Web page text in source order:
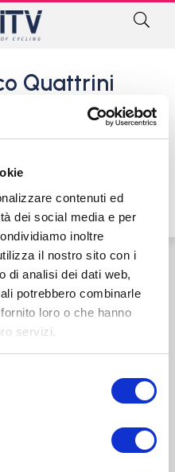
contenuti ed
dei social media e per
inoltre
il nostro sito con i
di analisi dei dati web,
potrebbero combinarle
loro o che hanno
servizi.
Quattrini
vincente di Paolo
al 6° Trofeo
2017